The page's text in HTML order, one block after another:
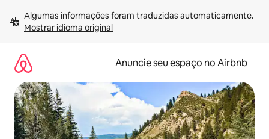
para
Mostrar idioma original
Anuncie seu espaço no Airbnb